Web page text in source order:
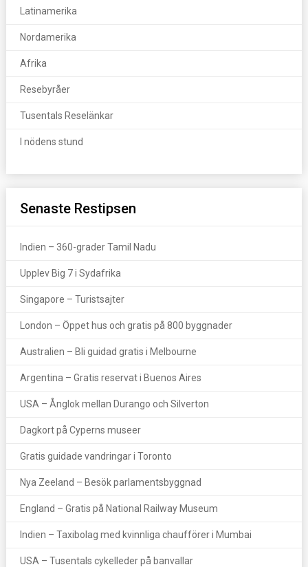
Latinamerika
Nordamerika
Afrika
Resebyråer
Tusentals Reselänkar
I nödens stund
Senaste Restipsen
Indien – 360-grader Tamil Nadu
Upplev Big 7 i Sydafrika
Singapore – Turistsajter
London – Öppet hus och gratis på 800 byggnader
Australien – Bli guidad gratis i Melbourne
Argentina – Gratis reservat i Buenos Aires
USA – Ånglok mellan Durango och Silverton
Dagkort på Cyperns museer
Gratis guidade vandringar i Toronto
Nya Zeeland – Besök parlamentsbyggnad
England – Gratis på National Railway Museum
Indien – Taxibolag med kvinnliga chaufförer i Mumbai
USA – Tusentals cykelleder på banvallar